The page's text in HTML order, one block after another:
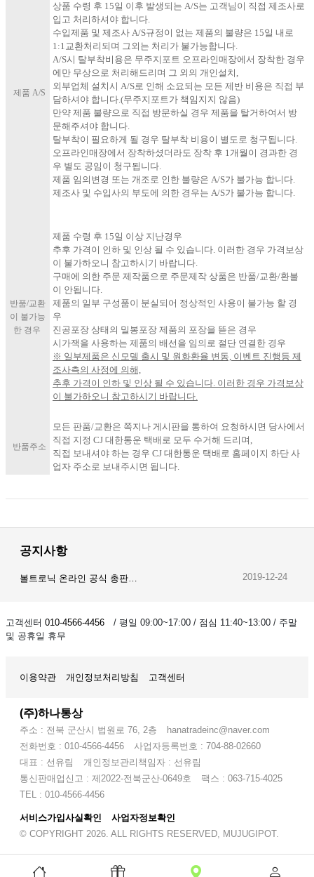
제품 A/S
상품 수령 후 15일 이후 발생되는 A/S는 고객님이 직접 제조사로
입고 처리하셔야 합니다.
수입제품 및 제조사 A/S규정이 없는 제품의 불량은 15일 내로
1:1교환처리되며 그외는 처리가 불가능합니다.
A/S시 탈부착비용은 무주지포트 오프라인매장에서 장착한 경우
에만 무상으로 처리해드리며 그 외의 개인설치,
외부업체 설치시 A/S로 인해 소요되는 모든 제반 비용은 직접 부
담하셔야 합니다.(무주지포트가 책임지지 않음)
만약 제품 불량으로 직접 방문하실 경우 제품을 탈거하여서 방
문해주셔야 합니다.
탈부착이 필요하게 될 경우 탈부착 비용이 별도로 청구됩니다.
오프라인매장에서 장착하셨더라도 장착 후 1개월이 경과한 경
우 별도 공임이 청구됩니다.
제품 임의변경 또는 개조로 인한 불량은 A/S가 불가능 합니다.
제조사 및 수입사의 부도에 의한 경우는 A/S가 불가능 합니다.
반품/교환
이 불가능
한 경우
제품 수령 후 15일 이상 지난경우
추후 가격이 인하 및 인상 될 수 있습니다. 이러한 경우 가격보상
이 불가하오니 참고하시기 바랍니다.
구매에 의한 주문 제작품으로 주문제작 상품은 반품/교환/환불
이 안됩니다.
제품의 일부 구성품이 분실되어 정상적인 사용이 불가능 할 경
우
진공포장 상태의 밀봉포장 제품의 포장을 뜯은 경우
시가잭을 사용하는 제품의 배선을 임의로 절단 연결한 경우
※ 일부제품은 신모델 출시 및 원화환율 변동, 이벤트 진행등 제
조사측의 사정에 의해,
추후 가격이 인하 및 인상 될 수 있습니다. 이러한 경우 가격보상
이 불가하오니 참고하시기 바랍니다.​
반품주소
모든 판품/교환은 쪽지나 게시판을 통하여 요청하시면 당사에서
직접 지정 CJ 대한통운 택배로 모두 수거해 드리며,
직접 보내셔야 하는 경우 CJ 대한통운 택배로 홈페이지 하단 사
업자 주소로 보내주시면 됩니다.
공지사항
오이스트 온라인 공식 총판… 2019-12-23
고객센터 010-4566-4456 / 평일 09:00~17:00 / 점심 11:40~13:00 / 주말
및 공휴일 휴무
이용약관 개인정보처리방침 고객센터
(주)하나통상
주소 : 전북 군산시 법원로 76, 2층
hanatradeinc@naver.com
전화번호 : 010-4566-4456
사업자등록번호 : 704-88-02660
대표 : 선유림
개인정보관리책임자 : 선유림
통신판매업신고 : 제2022-전북군산-0649호
팩스 : 063-715-4025
TEL : 010-4566-4456
서비스가입사실확인
사업자정보확인
© COPYRIGHT 2026. ALL RIGHTS RESERVED, MUJUGIPOT.